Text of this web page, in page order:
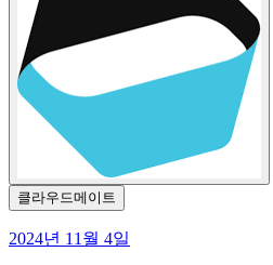
클라우드메이트
2024년 11월 4일